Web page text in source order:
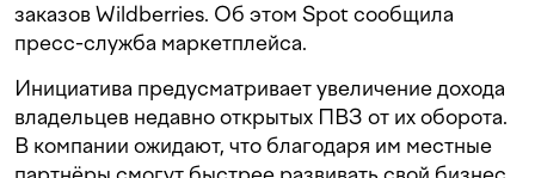
заказов Wildberries. Об этом Spot сообщила
пресс-служба маркетплейса.
Инициатива предусматривает увеличение дохода
владельцев недавно открытых ПВЗ от их оборота.
В компании ожидают, что благодаря им местные